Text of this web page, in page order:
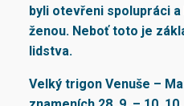
byli otevřeni spolupráci
ženou. Neboť toto je
lidstva.
Velký trigon Venuše –